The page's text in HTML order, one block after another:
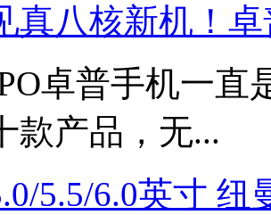
真八核新机！
卓普手机一直
款产品，无...
5.5/6.0英寸 纽